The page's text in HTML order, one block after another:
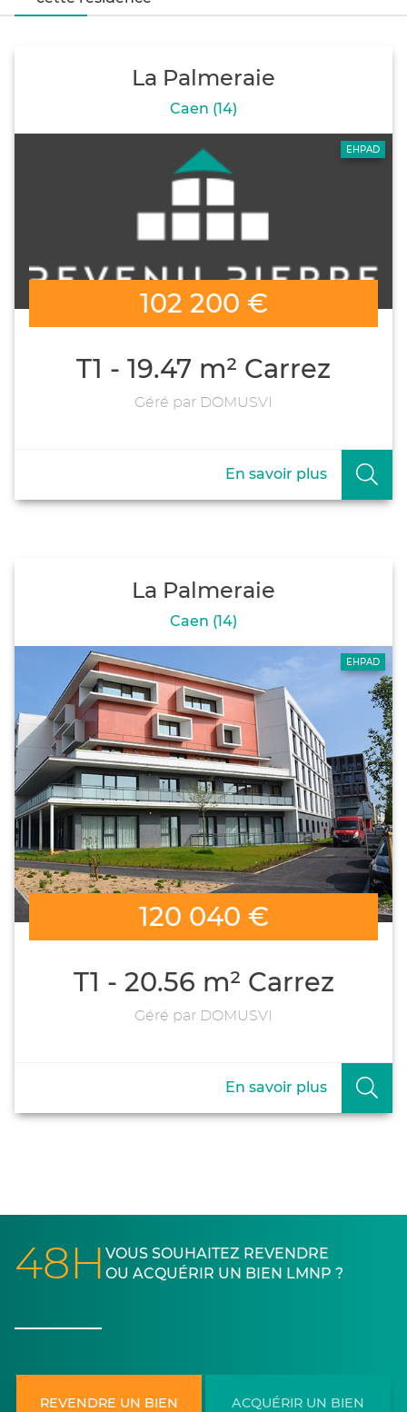
La Palmeraie
Caen (14)
EHPAD
102 200 €
T1 - 19.47 m² Carrez
Géré par DOMUSVI
En savoir plus
La Palmeraie
Caen (14)
EHPAD
120 040 €
T1 - 20.56 m² Carrez
Géré par DOMUSVI
En savoir plus
48H VOUS SOUHAITEZ REVENDRE
OU ACQUÉRIR UN BIEN LMNP ?
REVENDRE UN BIEN ACQUÉRIR UN BIEN